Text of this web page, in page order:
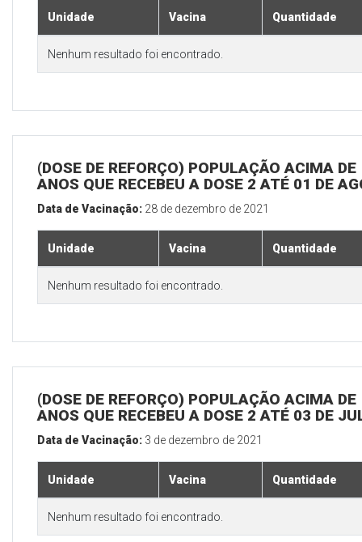
Unidade Vacina Quantidade
Nenhum resultado foi encontrado.
(DOSE DE REFORÇO) POPULAÇÃO ACIMA DE
ANOS QUE RECEBEU A DOSE 2 ATÉ 01 DE
Data de Vacinação: 28 de dezembro de 2021
Unidade Vacina Quantidade
Nenhum resultado foi encontrado.
(DOSE DE REFORÇO) POPULAÇÃO ACIMA DE
ANOS QUE RECEBEU A DOSE 2 ATÉ 03 DE
Data de Vacinação: 3 de dezembro de 2021
Unidade Vacina Quantidade
Nenhum resultado foi encontrado.